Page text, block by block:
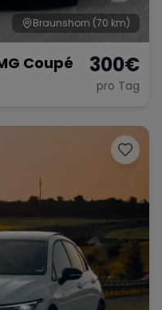
Braunshorn (70 km)
Coupé 300€
pro Tag